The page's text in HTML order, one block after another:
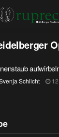
Schlicht